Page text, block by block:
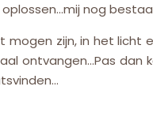
nog
zijn, in het
ontvangen…Pas